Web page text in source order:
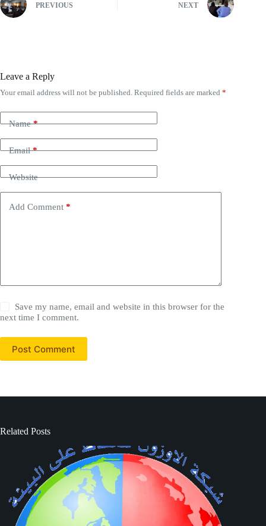
PREVIOUS NEXT
Leave a Reply
Your email address will not be published. Required fields are marked *
Name*
Email*
Website
Add Comment *
Save my name, email and website in this browser for the
next time I comment.
Post Comment
Related Posts